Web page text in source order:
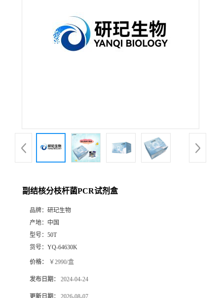
副结核分枝杆菌PCR试剂盒
品牌： 研玘生物
产地： 中国
型号： 50T
货号： YQ-64630K
价格： ￥2990/盒
发布日期： 2024-04-24
更新日期： 2026-08-07